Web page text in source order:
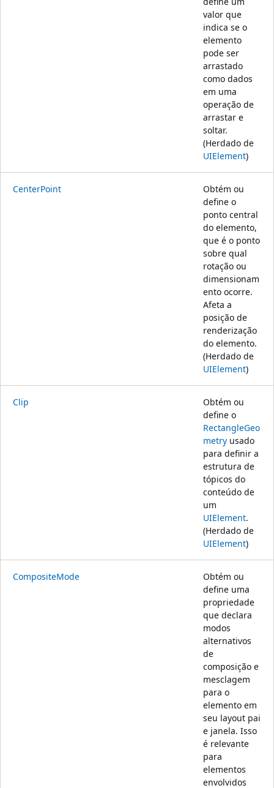
valor que
indica se o
elemento
pode ser
arrastado
como dados
em uma
operação de
arrastar e
soltar.
(Herdado de
UIElement)
CenterPoint
Obtém ou
define o
ponto central
do elemento,
que é o ponto
sobre qual
rotação ou
dimensionam
ento ocorre.
Afeta a
posição de
renderização
do elemento.
(Herdado de
UIElement)
Clip
Obtém ou
define o
RectangleGeo
metry usado
para definir a
estrutura de
tópicos do
conteúdo de
um
UIElement.
(Herdado de
UIElement)
CompositeMode
Obtém ou
define uma
propriedade
que declara
modos
alternativos
de
composição e
mesclagem
para o
elemento em
seu layout pai
e janela. Isso
é relevante
para
elementos
envolvidos